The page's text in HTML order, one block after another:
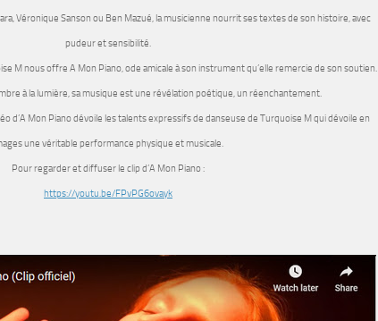
Véronique Sanson ou Ben Mazué, la musicienne nourrit ses textes de son histoire, avec
pudeur et sensibilité.
Mnous offre A Mon Piano, ode amicale à son instrument qu’elle remercie de son soutien.
à la lumière, sa musique est une révélation poétique, un réenchantement.
d’A Mon Pianodévoile les talents expressifs de danseuse de Turquoise Mqui dévoile en
une véritable performance physique et musicale.
Pour regarder et diffuser le clip d’A Mon Piano :
https://youtu.be/FPvPG6ovayk